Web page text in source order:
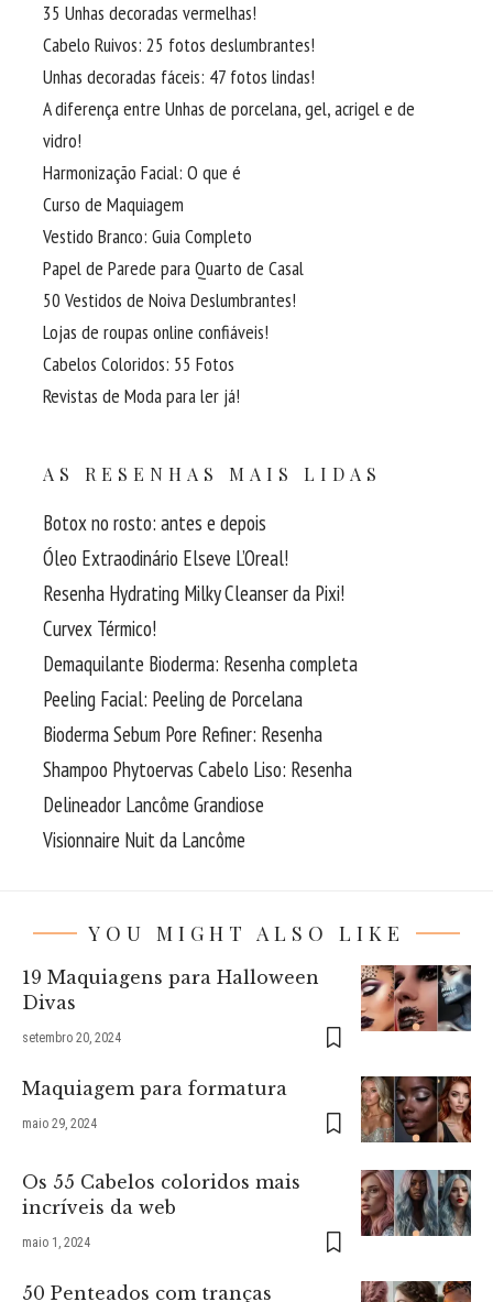
35 Unhas decoradas vermelhas!
Cabelo Ruivos: 25 fotos deslumbrantes!
Unhas decoradas fáceis: 47 fotos lindas!
A diferença entre Unhas de porcelana, gel, acrigel e de
vidro!
Harmonização Facial: O que é
Curso de Maquiagem
Vestido Branco: Guia Completo
Papel de Parede para Quarto de Casal
50 Vestidos de Noiva Deslumbrantes!
Lojas de roupas online confiáveis!
Cabelos Coloridos: 55 Fotos
Revistas de Moda para ler já!
AS RESENHAS MAIS LIDAS
Botox no rosto: antes e depois
Óleo Extraodinário Elseve L’Oreal!
Resenha Hydrating Milky Cleanser da Pixi!
Curvex Térmico!
Demaquilante Bioderma: Resenha completa
Peeling Facial: Peeling de Porcelana
Bioderma Sebum Pore Refiner: Resenha
Shampoo Phytoervas Cabelo Liso: Resenha
Delineador Lancôme Grandiose
Visionnaire Nuit da Lancôme
YOU MIGHT ALSO LIKE
19 Maquiagens para Halloween
Divas
setembro 20, 2024
Maquiagem para formatura
maio 29, 2024
Os 55 Cabelos coloridos mais
incríveis da web
maio 1, 2024
50 Penteados com tranças